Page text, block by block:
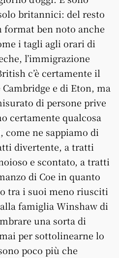
britannici: del resto
format ben noto anche
i tagli agli orari di
l’immigrazione
c’è certamente il
e di Eton, ma
di persone prive
certamente qualcosa
come ne sappiamo di
divertente, a tratti
e scontato, a tratti
di Coe in quanto
tra i suoi meno riusciti
famiglia Winshaw di
una sorta di
per sottolinearne lo
poco più che